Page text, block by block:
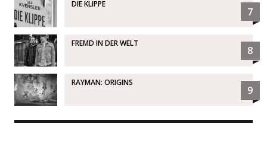
DIE KLIPPE
7
FREMD IN DER WELT
8
RAYMAN: ORIGINS
9